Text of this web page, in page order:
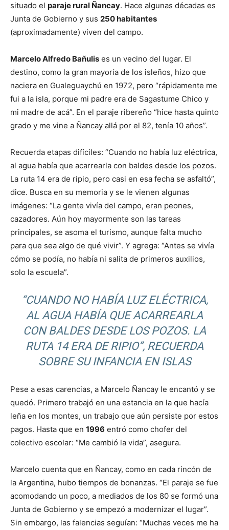
situado el paraje rural Ñancay. Hace algunas décadas es
Junta de Gobierno y sus 250 habitantes
(aproximadamente) viven del campo.
Marcelo Alfredo Bañulis es un vecino del lugar. El
destino, como la gran mayoría de los isleños, hizo que
naciera en Gualeguaychú en 1972, pero “rápidamente me
fui a la isla, porque mi padre era de Sagastume Chico y
mi madre de acá”. En el paraje ribereño “hice hasta quinto
grado y me vine a Ñancay allá por el 82, tenía 10 años”.
Recuerda etapas difíciles: “Cuando no había luz eléctrica,
al agua había que acarrearla con baldes desde los pozos.
La ruta 14 era de ripio, pero casi en esa fecha se asfaltó”,
dice. Busca en su memoria y se le vienen algunas
imágenes: “La gente vivía del campo, eran peones,
cazadores. Aún hoy mayormente son las tareas
principales, se asoma el turismo, aunque falta mucho
para que sea algo de qué vivir”. Y agrega: “Antes se vivía
cómo se podía, no había ni salita de primeros auxilios,
solo la escuela”.
“CUANDO NO HABÍA LUZ ELÉCTRICA,
AL AGUA HABÍA QUE ACARREARLA
CON BALDES DESDE LOS POZOS. LA
RUTA 14 ERA DE RIPIO”, RECUERDA
SOBRE SU INFANCIA EN ISLAS
Pese a esas carencias, a Marcelo Ñancay le encantó y se
quedó. Primero trabajó en una estancia en la que hacía
leña en los montes, un trabajo que aún persiste por estos
pagos. Hasta que en 1996 entró como chofer del
colectivo escolar: “Me cambió la vida”, asegura.
Marcelo cuenta que en Ñancay, como en cada rincón de
la Argentina, hubo tiempos de bonanzas. “El paraje se fue
acomodando un poco, a mediados de los 80 se formó una
Junta de Gobierno y se empezó a modernizar el lugar”.
Sin embargo, las falencias seguían: “Muchas veces me ha